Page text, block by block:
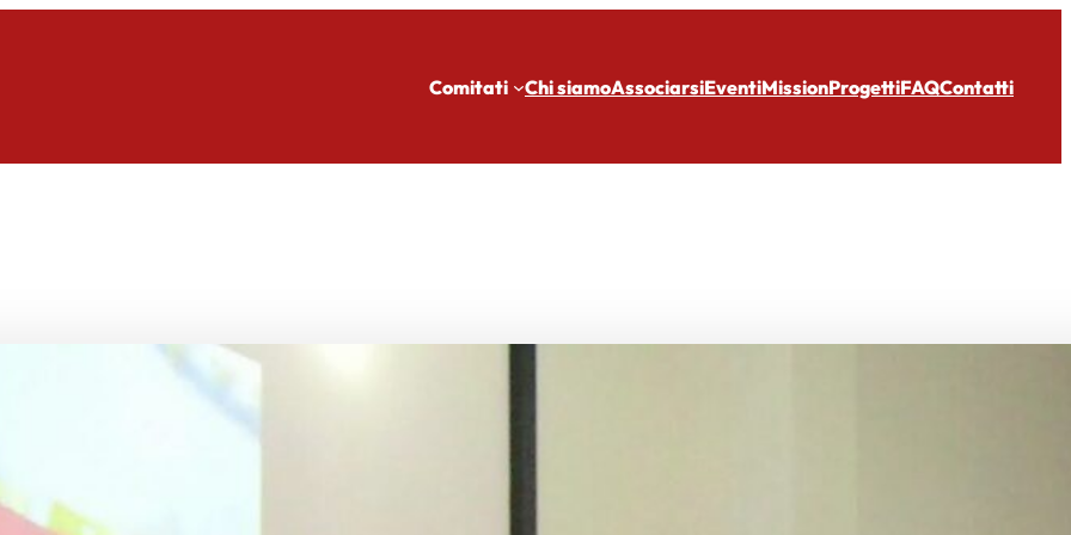
Comitati Chi siamoAssociarsiEventiMissionProgettiFAQContatti